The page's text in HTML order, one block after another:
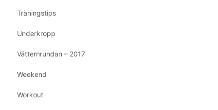
Träningstips
Underkropp
Vätternrundan – 2017
Weekend
Workout